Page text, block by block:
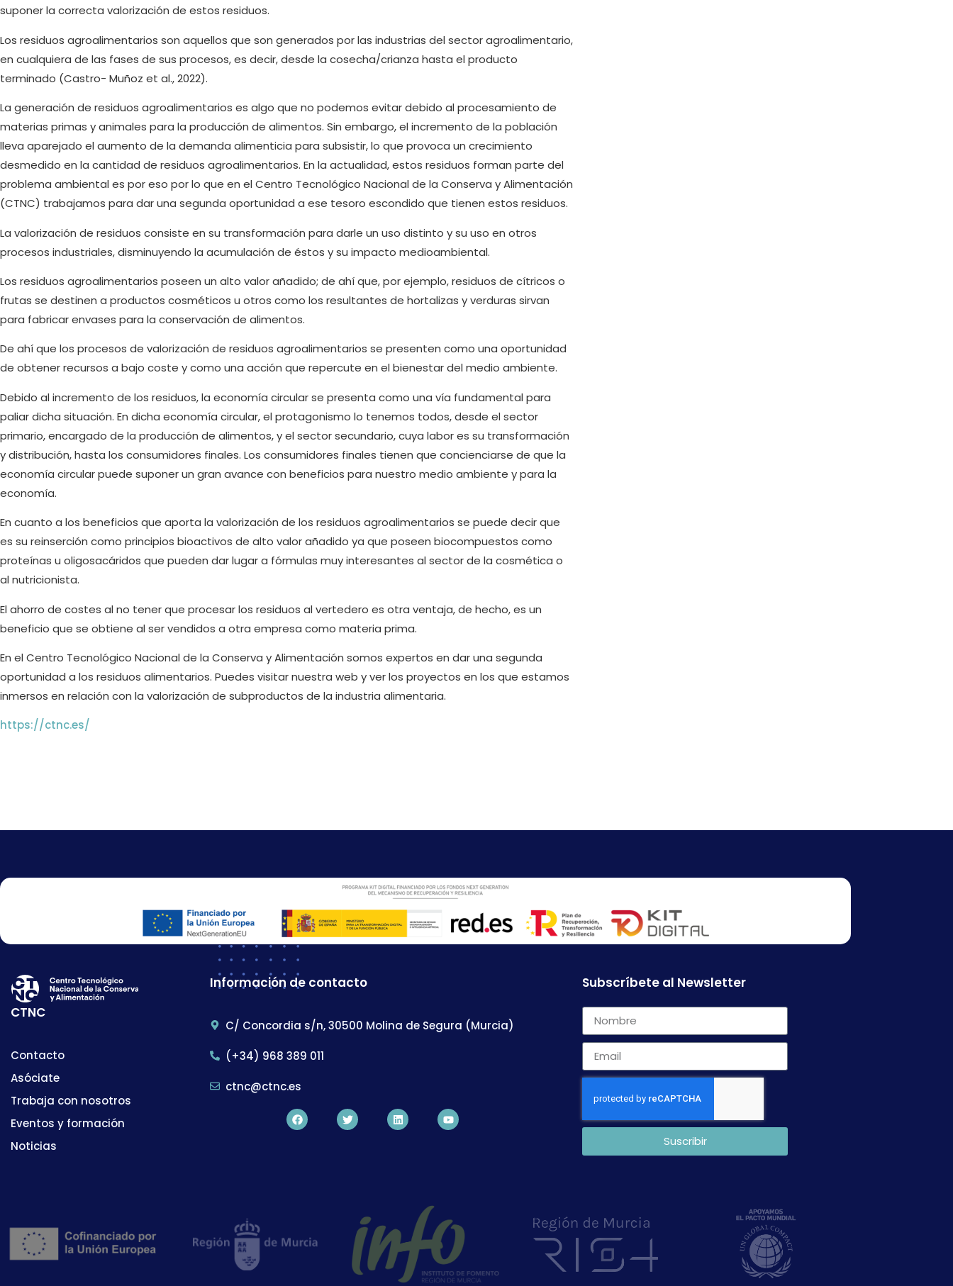
suponer la correcta valorización de estos residuos.
Los residuos agroalimentarios son aquellos que son generados por las industrias del sector agroalimentario,
en cualquiera de las fases de sus procesos, es decir, desde la cosecha/crianza hasta el producto
terminado (Castro- Muñoz et al., 2022).
La generación de residuos agroalimentarios es algo que no podemos evitar debido al procesamiento de
materias primas y animales para la producción de alimentos. Sin embargo, el incremento de la población
lleva aparejado el aumento de la demanda alimenticia para subsistir, lo que provoca un crecimiento
desmedido en la cantidad de residuos agroalimentarios. En la actualidad, estos residuos forman parte del
problema ambiental es por eso por lo que en el Centro Tecnológico Nacional de la Conserva y Alimentación
(CTNC) trabajamos para dar una segunda oportunidad a ese tesoro escondido que tienen estos residuos.
La valorización de residuos consiste en su transformación para darle un uso distinto y su uso en otros
procesos industriales, disminuyendo la acumulación de éstos y su impacto medioambiental.
Los residuos agroalimentarios poseen un alto valor añadido; de ahí que, por ejemplo, residuos de cítricos o
frutas se destinen a productos cosméticos u otros como los resultantes de hortalizas y verduras sirvan
para fabricar envases para la conservación de alimentos.
De ahí que los procesos de valorización de residuos agroalimentarios se presenten como una oportunidad
de obtener recursos a bajo coste y como una acción que repercute en el bienestar del medio ambiente.
Debido al incremento de los residuos, la economía circular se presenta como una vía fundamental para
paliar dicha situación. En dicha economía circular, el protagonismo lo tenemos todos, desde el sector
primario, encargado de la producción de alimentos, y el sector secundario, cuya labor es su transformación
y distribución, hasta los consumidores finales. Los consumidores finales tienen que concienciarse de que la
economía circular puede suponer un gran avance con beneficios para nuestro medio ambiente y para la
economía.
En cuanto a los beneficios que aporta la valorización de los residuos agroalimentarios se puede decir que
es su reinserción como principios bioactivos de alto valor añadido ya que poseen biocompuestos como
proteínas u oligosacáridos que pueden dar lugar a fórmulas muy interesantes al sector de la cosmética o
al nutricionista.
El ahorro de costes al no tener que procesar los residuos al vertedero es otra ventaja, de hecho, es un
beneficio que se obtiene al ser vendidos a otra empresa como materia prima.
En el Centro Tecnológico Nacional de la Conserva y Alimentación somos expertos en dar una segunda
oportunidad a los residuos alimentarios. Puedes visitar nuestra web y ver los proyectos en los que estamos
inmersos en relación con la valorización de subproductos de la industria alimentaria.
https://ctnc.es/
CTNC
Contacto
Asóciate
Trabaja con nosotros
Eventos y formación
Noticias
Información de contacto
C/ Concordia s/n, 30500 Molina de Segura (Murcia)
(+34) 968 389 011
ctnc@ctnc.es
Subscríbete al Newsletter
Suscribir